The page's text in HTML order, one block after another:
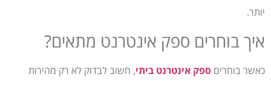
יותר.
איך בוחרים ספק אינטרנט מתאים?
כאשר בוחרים ספק אינטרנט ביתי, חשוב לבדוק לא רק מהירות